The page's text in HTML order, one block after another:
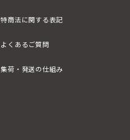
特商法に関する表記
よくあるご質問
集荷・発送の仕組み